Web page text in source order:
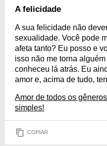
A felicidade
A sua felicidade não
sexualidade. Você pode
afeta tanto? Eu posso e
isso não me torna
conheceu lá atrás. Eu
amor e, acima de tudo,
Amor de todos os
simples!
COPIAR